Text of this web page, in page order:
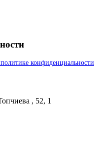
конфиденциальности
, 52, 1